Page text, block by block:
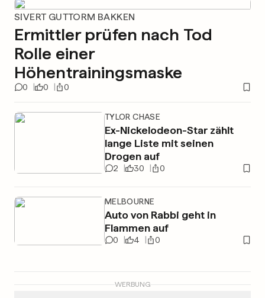
SIVERT GUTTORM BAKKEN
Ermittler prüfen nach Tod
Rolle einer
Höhentrainingsmaske
0 0 0
TYLOR CHASE
Ex-Nickelodeon-Star zählt
lange Liste mit seinen
Drogen auf
2 30 0
MELBOURNE
Auto von Rabbi geht in
Flammen auf
0 4 0
WERBUNG